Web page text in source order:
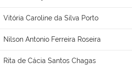
Vitória Caroline da Silva Porto
Nilson Antonio Ferreira Roseira
Rita de Cácia Santos Chagas